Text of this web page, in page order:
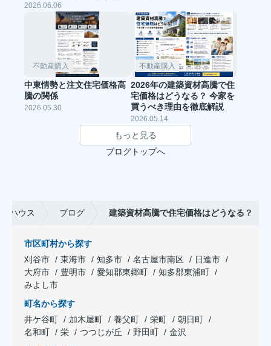
2026.06.06
不動産購入
中東情勢と注文住宅価格高
騰の関係
2026.05.30
不動産購入
2026年の建築資材高騰で住
宅価格はどうなる？ 今家を
買うべき理由を徹底解説
2026.05.14
もっと見る
ブログトップへ
ハウス ブログ 建築資材高騰で住宅価格はどうなる？
市区町村から探す
刈谷市
東海市 知多市 名古屋市南区
日進市
大府市
豊明市 愛知郡東郷町
知多郡東浦町
みよし市
町名から探す
井ケ谷町
加木屋町 養父町 栄町
朝日町
名和町
栄 つつじが丘 野田町
金沢